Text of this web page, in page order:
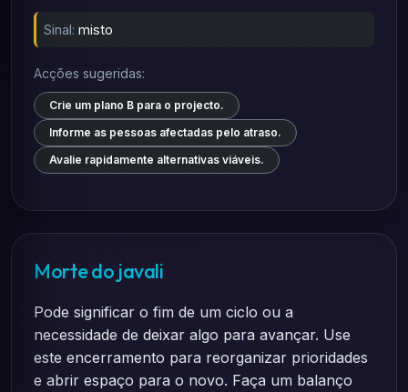
Sinal: misto
Acções sugeridas:
Crie um plano B para o projecto.
Informe as pessoas afectadas pelo atraso.
Avalie rapidamente alternativas viáveis.
Morte do javali
Pode significar o fim de um ciclo ou a
necessidade de deixar algo para avançar. Use
este encerramento para reorganizar prioridades
e abrir espaço para o novo. Faça um balanço